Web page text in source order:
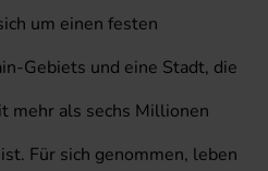
um einen festen
Gebiets und eine Stadt, die
mehr als sechs Millionen
Für sich genommen, leben